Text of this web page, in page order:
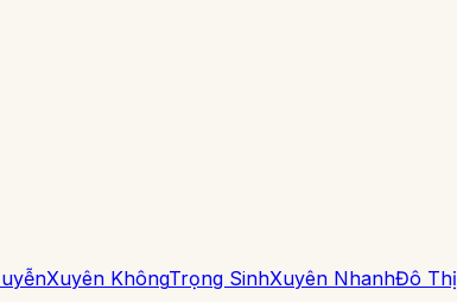
Xuyên KhôngTrọng SinhXuyên NhanhĐô Thị